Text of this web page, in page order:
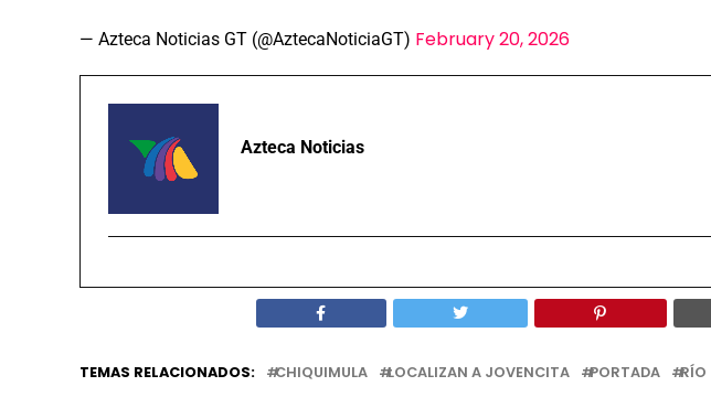
— Azteca Noticias GT (@AztecaNoticiaGT) February 20, 2026
Azteca Noticias
TEMAS RELACIONADOS: CHIQUIMULA LOCALIZAN A JOVENCITA PORTADA RÍO